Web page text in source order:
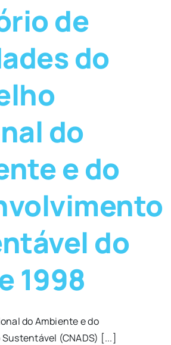
de
do
do
e do
do
1998
do Ambiente e do
(CNADS) [...]